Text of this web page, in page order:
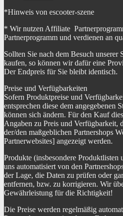
Typ Hinterbremse Scheibenbremse
Sprachen Bedienungs-
Aufbauanleitung
Deutsch (DE)
*Hinweis von escooter-szene
* Wir nutzen Affiliate
Partnerprogramm und verdienen an
Sollten Sie nach dem Besuch unserer
kaufen, so können wir dafür eine
Der Endpreis für Sie bleibt identisch.
Preise und Verfügbarkeiten
Sofern Produktpreise und
entsprechen diese dem angegebenen
können sich ändern. Für den Kauf
Angaben zu Preis und Verfügbarkeit,
der/den maßgeblichen Partnershops
Partnerwebsites] angezeigt werden.
Produkte (insbesondere Produktlisten
uns automatisiert von den
der Lage, die Daten zu prüfen oder
entfernen, bzw. zu korrigieren. Wir
Gewährleistung für die Richtigkeit!
Die Preise werden regelmäßig